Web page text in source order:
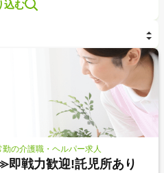
込む
の介護職・ヘルパー求人
戦力歓迎!託児所あり